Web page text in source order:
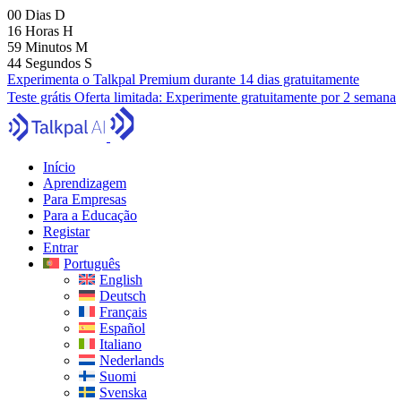
00 Dias D
16 Horas H
59 Minutos M
42 Segundos S
Experimenta o Talkpal Premium durante 14 dias gratuitamente
Teste grátis Oferta limitada: Experimente gratuitamente por 2
Início
Aprendizagem
Para Empresas
Para a Educação
Registar
Entrar
Português
English
Deutsch
Français
Español
Italiano
Nederlands
Suomi
Svenska